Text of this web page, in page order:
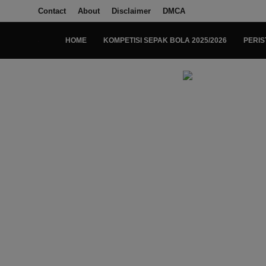
Contact About Disclaimer DMCA
HOME KOMPETISI SEPAK BOLA 2025/2026